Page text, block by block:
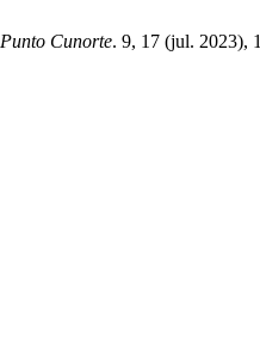
Punto Cunorte. 9, 17 (jul. 2023),